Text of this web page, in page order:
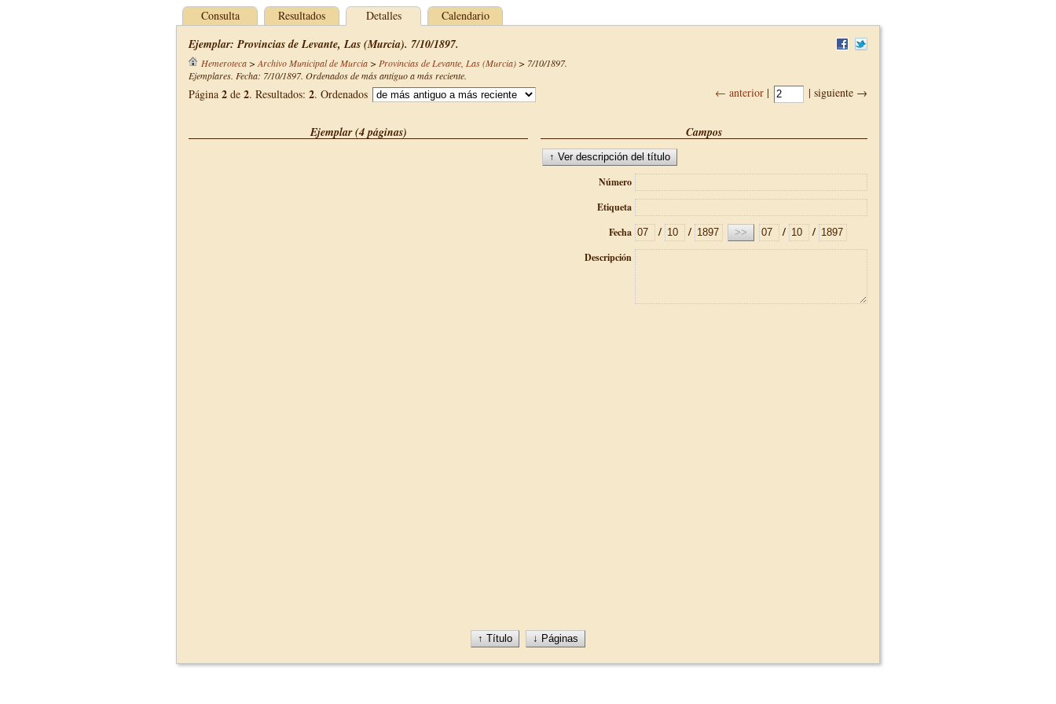
Consulta Resultados Detalles Calendario
Ejemplar: Provincias de Levante, Las (Murcia). 7/10/1897.
Hemeroteca> Archivo Municipal de Murcia> Provincias de Levante, Las (Murcia)> 7/10/1897.
Ejemplares. Fecha: 7/10/1897. Ordenados de más antiguo a más reciente.
← anterior | | siguiente →
Página 2 de 2. Resultados: 2. Ordenados
Ejemplar (4 páginas) Campos
Número
Etiqueta
Fecha
/ / / /
Descripción